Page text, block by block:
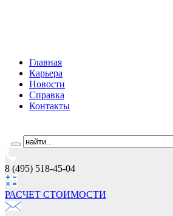
Главная
Карьера
Новости
Справка
Контакты
8 (495) 518-45-04
РАСЧЕТ СТОИМОCТИ